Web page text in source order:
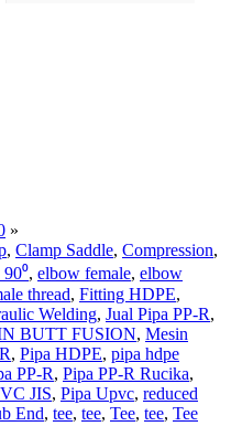
»
, Clamp Saddle, Compression,
, elbow female, elbow
thread, Fitting HDPE,
Welding, Jual Pipa PP-R,
BUTT FUSION, Mesin
, Pipa HDPE, pipa hdpe
PP-R, Pipa PP-R Rucika,
JIS, Pipa Upvc, reduced
End, tee, tee, Tee, tee, Tee